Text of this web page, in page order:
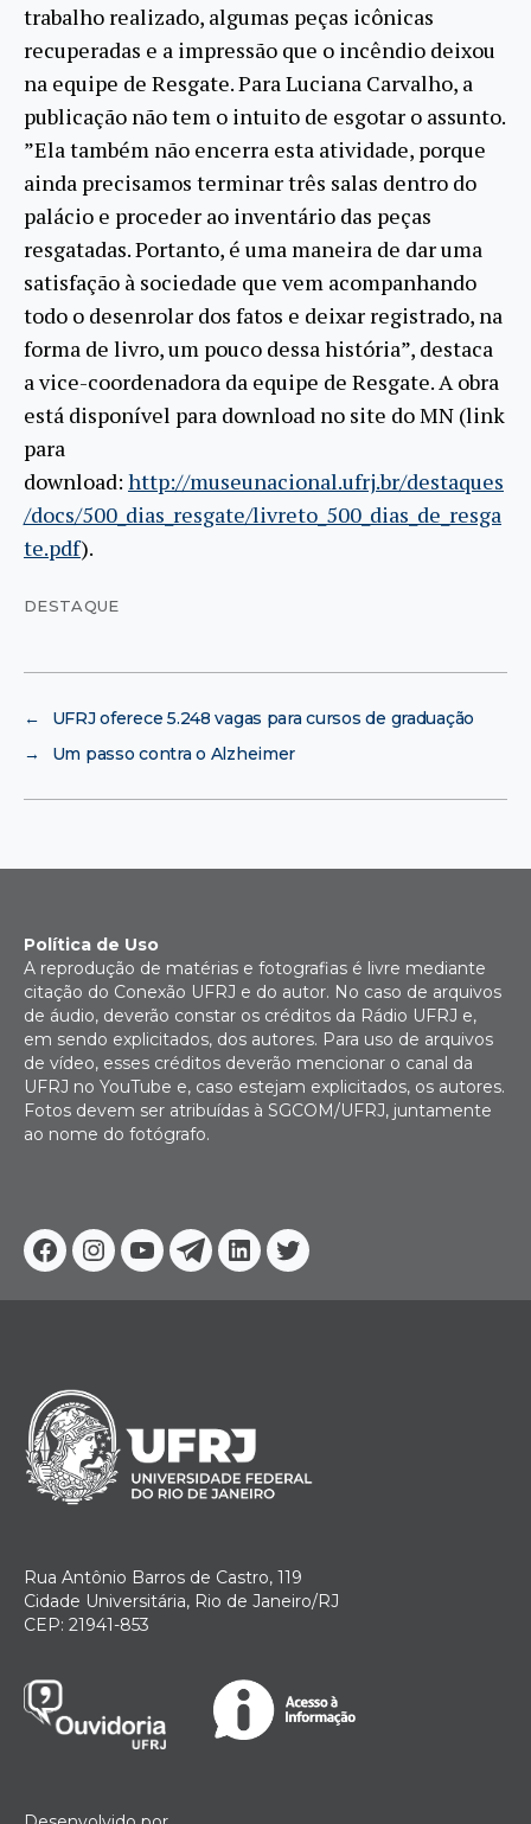
trabalho realizado, algumas peças icônicas
recuperadas e a impressão que o incêndio deixou
na equipe de Resgate. Para Luciana Carvalho, a
publicação não tem o intuito de esgotar o assunto.
”Ela também não encerra esta atividade, porque
ainda precisamos terminar três salas dentro do
palácio e proceder ao inventário das peças
resgatadas. Portanto, é uma maneira de dar uma
satisfação à sociedade que vem acompanhando
todo o desenrolar dos fatos e deixar registrado, na
forma de livro, um pouco dessa história”, destaca
a vice-coordenadora da equipe de Resgate. A obra
está disponível para download no site do MN (link
para
download: http://museunacional.ufrj.br/destaques
/docs/500_dias_resgate/livreto_500_dias_de_resga
te.pdf).
DESTAQUE
←
UFRJ oferece 5.248 vagas para cursos de graduação
→
Um passo contra o Alzheimer
Facebook
Instagram
YoutubeTelegram
Linkedin
Twitter
Política de Uso
A reprodução de matérias e fotografias é livre mediante
citação do Conexão UFRJ e do autor. No caso de arquivos
de áudio, deverão constar os créditos da Rádio UFRJ e,
em sendo explicitados, dos autores. Para uso de arquivos
de vídeo, esses créditos deverão mencionar o canal da
UFRJ no YouTube e, caso estejam explicitados, os autores.
Fotos devem ser atribuídas à SGCOM/UFRJ, juntamente
ao nome do fotógrafo.
Rua Antônio Barros de Castro, 119
Cidade Universitária, Rio de Janeiro/RJ
CEP: 21941-853